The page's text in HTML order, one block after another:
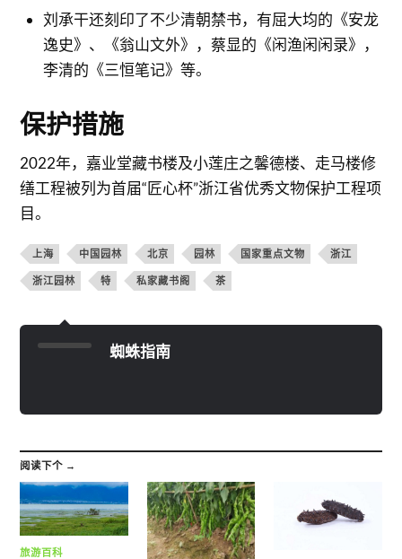
刘承干还刻印了不少清朝禁书，有屈大均的《安龙
逸史》、《翁山文外》，蔡显的《闲渔闲闲录》，
李清的《三恒笔记》等。
保护措施
2022年，嘉业堂藏书楼及小莲庄之馨德楼、走马楼修
缮工程被列为首届“匠心杯”浙江省优秀文物保护工程项
目。
上海 中国园林 北京 园林 国家重点文物 浙江
浙江园林 特 私家藏书阁 茶
蜘蛛指南
阅读下个 →
旅游百科